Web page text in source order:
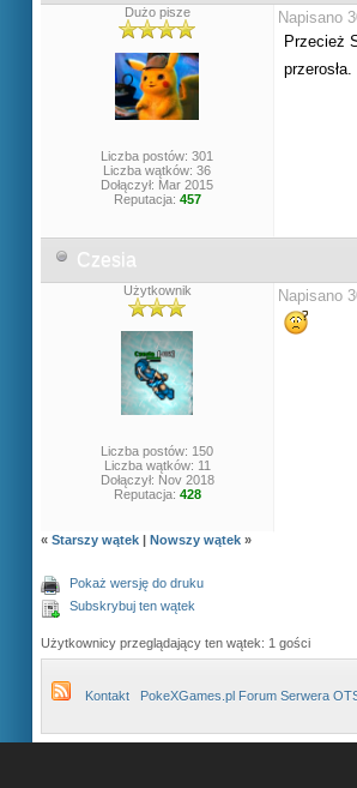
Dużo pisze
Liczba postów: 301
Liczba wątków: 36
Dołączył: Mar 2015
Reputacja: 457
Napisano
Przecież
Czesia
Użytkownik
Liczba postów: 150
Liczba wątków: 11
Dołączył: Nov 2018
Reputacja: 428
Napisano
« Starszy wątek | Nowszy wątek »
Pokaż wersję do druku
Subskrybuj ten wątek
Użytkownicy przeglądający ten wątek: 1 gości
Kontakt PokeXGames.pl Forum Serwera